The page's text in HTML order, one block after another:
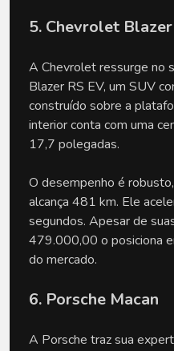
5. Chevrolet Blazer
A Chevrolet ressurge no
Blazer RS EV, um SUV
construído sobre a
interior conta com uma
17,7 polegadas.
O desempenho é
alcança 481 km. Ele
segundos. Apesar de
479.000,00 o posiciona
do mercado.
6. Porsche Macan
A Porsche traz sua